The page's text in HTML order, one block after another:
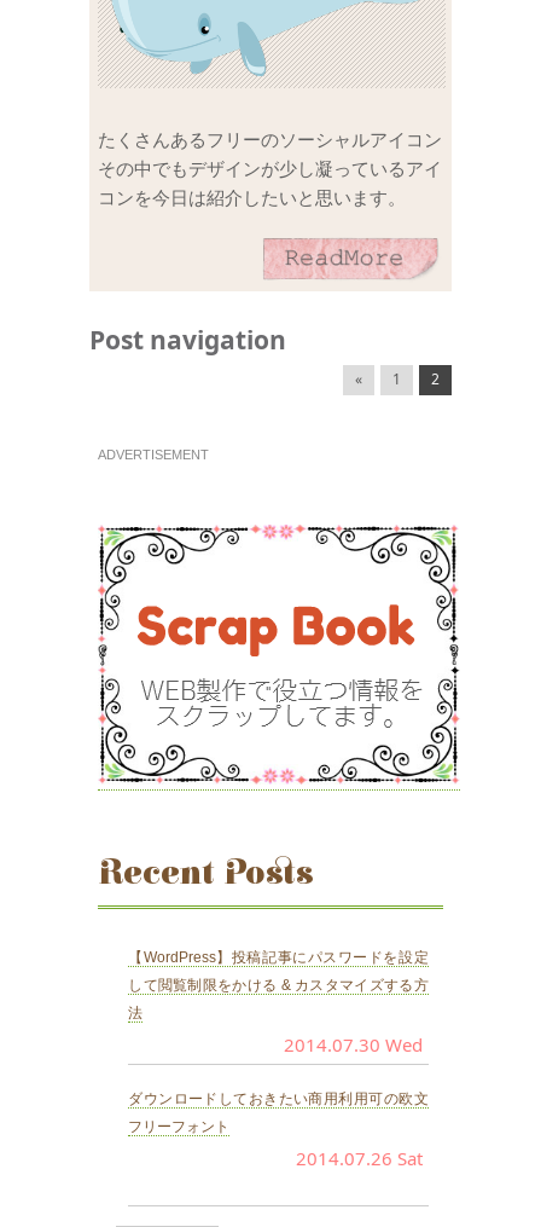
たくさんあるフリーのソーシャルアイコン
その中でもデザインが少し凝っているアイ
コンを今日は紹介したいと思います。
Post navigation
« 1 2
ADVERTISEMENT
Recent Posts
【WordPress】投稿記事にパスワードを設定
して閲覧制限をかける & カスタマイズする方
法
2014.07.30 Wed
ダウンロードしておきたい商用利用可の欧文
フリーフォント
2014.07.26 Sat